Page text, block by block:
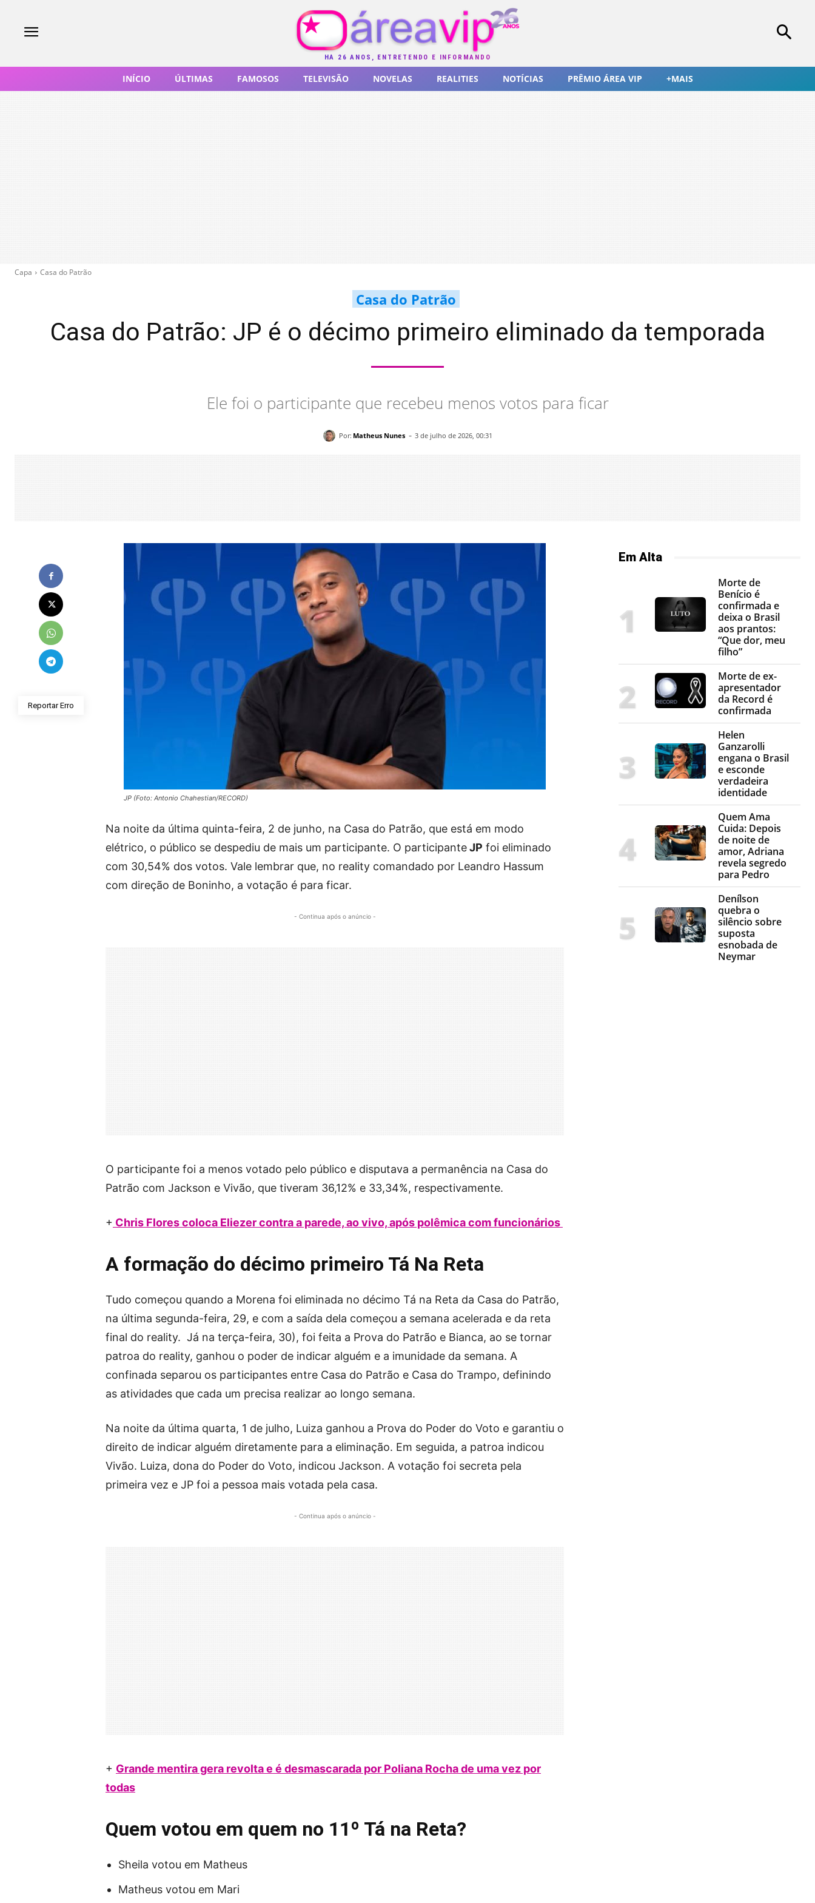
HÁ 26 ANOS, ENTRETENDO E INFORMANDO
INÍCIO ÚLTIMAS FAMOSOS TELEVISÃO NOVELAS REALITIES NOTÍCIAS PRÊMIO ÁREA VIP +MAIS
Capa Casa do Patrão
Casa do Patrão
Casa do Patrão: JP é o décimo primeiro eliminado da temporada
Ele foi o participante que recebeu menos votos para ficar
Por: Matheus Nunes - 3 de julho de 2026, 00:31
Reportar Erro
JP (Foto: Antonio Chahestian/RECORD)
Na noite da última quinta-feira, 2 de junho, na Casa do Patrão, que está em modo
elétrico, o público se despediu de mais um participante. O participanteJP foi eliminado
com 30,54% dos votos. Vale lembrar que, no reality comandado por Leandro Hassum
com direção de Boninho, a votação é para ficar.
- Continua após o anúncio -
O participante foi a menos votado pelo público e disputava a permanência na Casa do
Patrão com Jackson e Vivão, que tiveram 36,12% e 33,34%, respectivamente.
+ Chris Flores coloca Eliezer contra a parede, ao vivo, após polêmica com funcionários
A formação do décimo primeiro Tá Na Reta
Tudo começou quando a Morena foi eliminada no décimo Tá na Reta da Casa do Patrão,
na última segunda-feira, 29, e com a saída dela começou a semana acelerada e da reta
final do reality. Já na terça-feira, 30), foi feita a Prova do Patrão e Bianca, ao se tornar
patroa do reality, ganhou o poder de indicar alguém e a imunidade da semana. A
confinada separou os participantes entre Casa do Patrão e Casa do Trampo, definindo
as atividades que cada um precisa realizar ao longo semana.
Na noite da última quarta, 1 de julho, Luiza ganhou a Prova do Poder do Voto e garantiu o
direito de indicar alguém diretamente para a eliminação. Em seguida, a patroa indicou
Vivão. Luiza, dona do Poder do Voto, indicou Jackson. A votação foi secreta pela
primeira vez e JP foi a pessoa mais votada pela casa.
- Continua após o anúncio -
+ Grande mentira gera revolta e é desmascarada por Poliana Rocha de uma vez por
todas
Quem votou em quem no 11º Tá na Reta?
Sheila votou em Matheus
Matheus votou em Mari
Em Alta
Morte de
Benício é
confirmada e
deixa o Brasil
aos prantos:
“Que dor, meu
filho”
Morte de ex-
apresentador
da Record é
confirmada
Helen
Ganzarolli
engana o Brasil
e esconde
verdadeira
identidade
Quem Ama
Cuida: Depois
de noite de
amor, Adriana
revela segredo
para Pedro
Denílson
quebra o
silêncio sobre
suposta
esnobada de
Neymar